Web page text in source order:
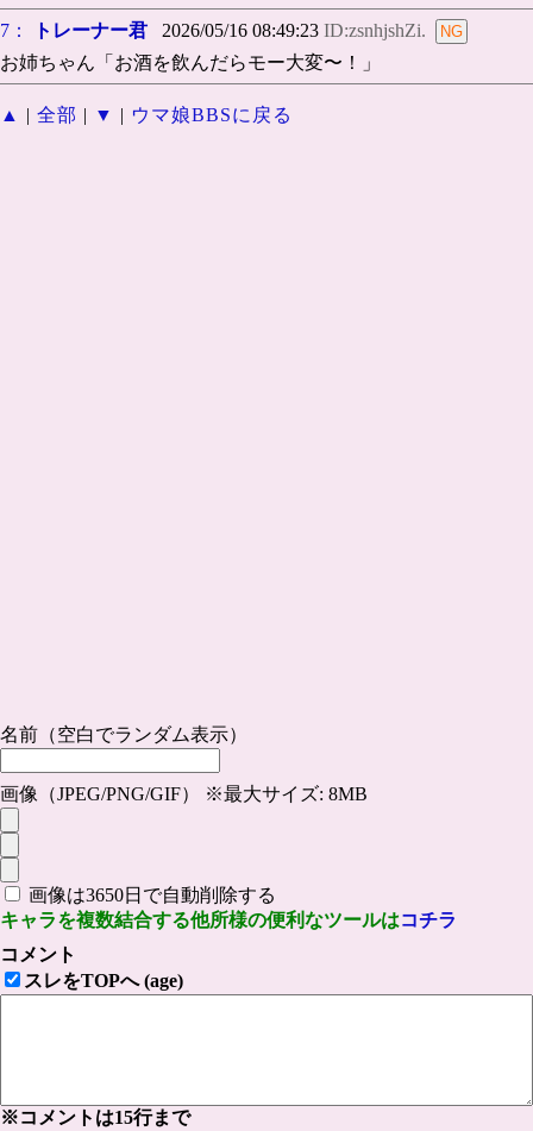
7： トレーナー君 2026/05/16 08:49:23 ID:zsnhjshZi.
お姉ちゃん「お酒を飲んだらモー大変〜！」
▲ | 全部 | ▼ | ウマ娘BBSに戻る
名前（空白でランダム表示）
画像（JPEG/PNG/GIF） ※最大サイズ: 8MB
画像は3650日で自動削除する
キャラを複数結合する他所様の便利なツールはコチラ
コメント
スレをTOPへ (age)
※コメントは15行まで